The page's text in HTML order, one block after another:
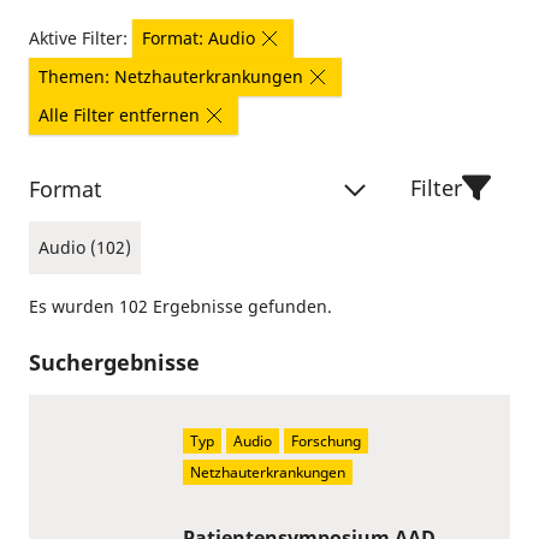
Aktive Filter:
Format: Audio
Themen: Netzhauterkrankungen
Alle Filter entfernen
Format
Audio (102)
Filter
Es wurden 102 Ergebnisse gefunden.
Suchergebnisse
Typ Audio
Forschung
Netzhauterkrankungen